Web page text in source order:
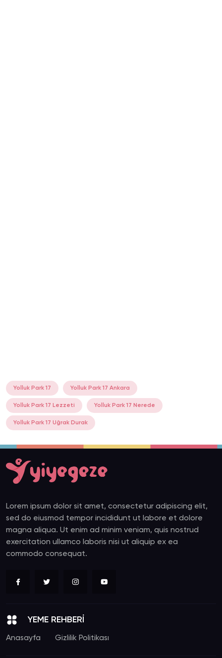
Yolluk Park 17 Yolluk Park 17 Ankara
Yolluk Park 17 Lezzeti Yolluk Park 17 Nerede
Yolluk Park 17 Uğrak Durak
Lorem ipsum dolor sit amet, consectetur adipiscing elit,
sed do eiusmod tempor incididunt ut labore et dolore
magna aliqua. Ut enim ad minim veniam, quis nostrud
exercitation ullamco laboris nisi ut aliquip ex ea
commodo consequat.
YEME REHBERİ
Anasayfa Gizlilik Politikası